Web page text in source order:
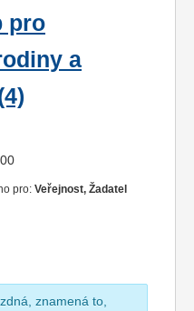
pro
a
pro: Veřejnost, Žadatel
znamená to,